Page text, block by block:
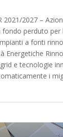
2021/2027 –
fondo perduto per
a fonti
Energetiche
e tecnologie
i